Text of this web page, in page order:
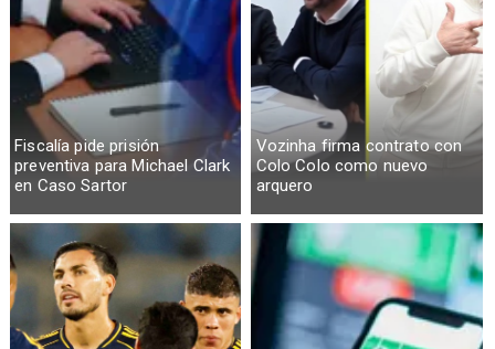
Fiscalía pide prisión
preventiva para Michael Clark
en Caso Sartor
Vozinha firma contrato con
Colo Colo como nuevo
arquero